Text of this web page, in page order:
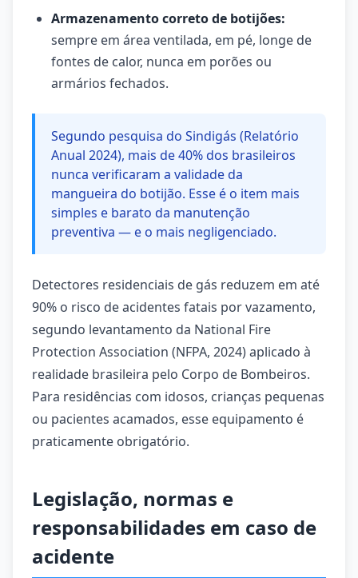
Armazenamento correto de botijões:
sempre em área ventilada, em pé, longe de
fontes de calor, nunca em porões ou
armários fechados.
Segundo pesquisa do Sindigás (Relatório
Anual 2024), mais de 40% dos brasileiros
nunca verificaram a validade da
mangueira do botijão. Esse é o item mais
simples e barato da manutenção
preventiva — e o mais negligenciado.
Detectores residenciais de gás reduzem em até
90% o risco de acidentes fatais por vazamento,
segundo levantamento da National Fire
Protection Association (NFPA, 2024) aplicado à
realidade brasileira pelo Corpo de Bombeiros.
Para residências com idosos, crianças pequenas
ou pacientes acamados, esse equipamento é
praticamente obrigatório.
Legislação, normas e
responsabilidades em caso de
acidente